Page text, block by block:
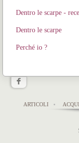
Dentro le scarpe -
Dentro le scarpe
Perché io ?
ARTICOLI